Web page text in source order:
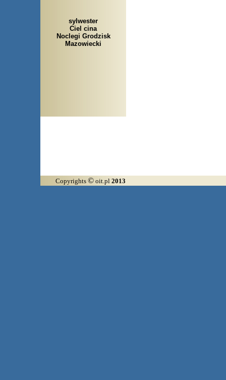
sylwester
Ciel cina
Noclegi Grodzisk
Mazowiecki
Copyrights © oit.pl 2013